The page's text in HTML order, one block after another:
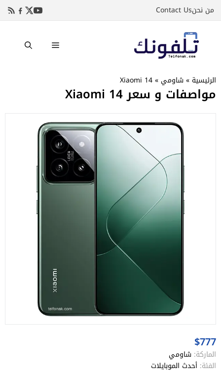
إلىمن نحنContact Us
القائمة
الرئيسية »شاومي »
Xiaomi 14
مواصفات و سعر Xiaomi 14
$777
الماركة: شاومي
الفئة: أحدث الموبايلات